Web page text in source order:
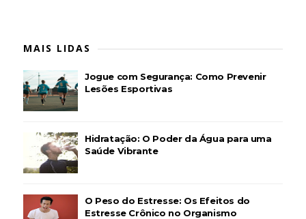
MAIS LIDAS
Jogue com Segurança: Como Prevenir
Lesões Esportivas
Hidratação: O Poder da Água para uma
Saúde Vibrante
O Peso do Estresse: Os Efeitos do
Estresse Crônico no Organismo